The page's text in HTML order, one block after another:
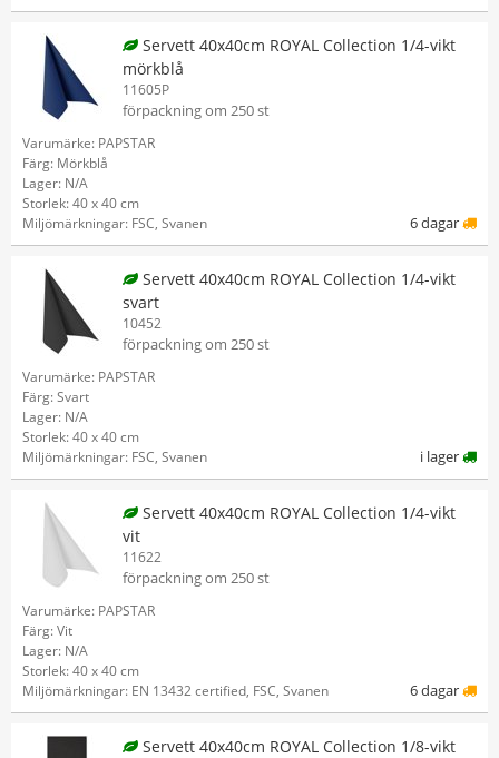
Servett 40x40cm ROYAL Collection 1/4-vikt
mörkblå
11605P
förpackning om 250 st
Varumärke: PAPSTAR
Färg: Mörkblå
Lager: N/A
Storlek: 40 x 40 cm
Miljömärkningar: FSC, Svanen
6 dagar
Servett 40x40cm ROYAL Collection 1/4-vikt
svart
10452
förpackning om 250 st
Varumärke: PAPSTAR
Färg: Svart
Lager: N/A
Storlek: 40 x 40 cm
Miljömärkningar: FSC, Svanen
i lager
Servett 40x40cm ROYAL Collection 1/4-vikt
vit
11622
förpackning om 250 st
Varumärke: PAPSTAR
Färg: Vit
Lager: N/A
Storlek: 40 x 40 cm
Miljömärkningar: EN 13432 certified, FSC, Svanen
6 dagar
Servett 40x40cm ROYAL Collection 1/8-vikt